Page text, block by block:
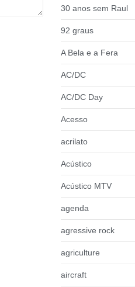
30 anos sem Raul
92 graus
A Bela e a Fera
AC/DC
AC/DC Day
Acesso
acrilato
Acústico
Acústico MTV
agenda
agressive rock
agriculture
aircraft